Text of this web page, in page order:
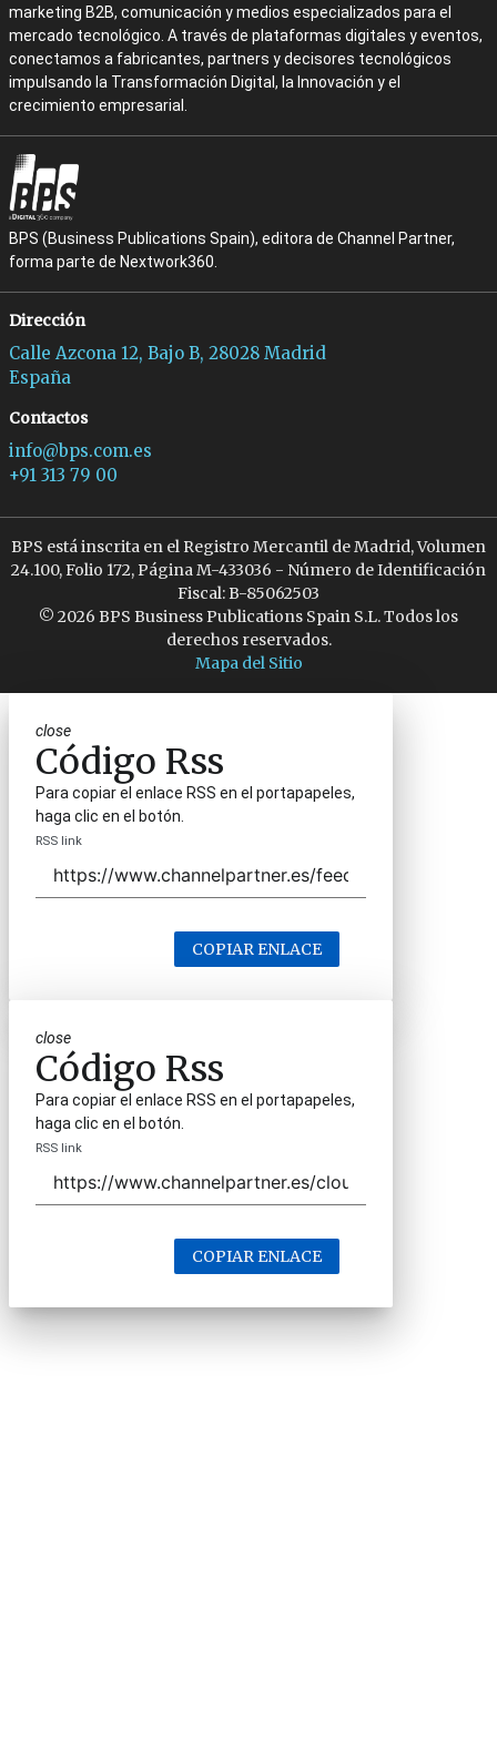
marketing B2B, comunicación y medios especializados para el
mercado tecnológico. A través de plataformas digitales y eventos,
conectamos a fabricantes, partners y decisores tecnológicos
impulsando la Transformación Digital, la Innovación y el
crecimiento empresarial.
BPS (Business Publications Spain), editora de Channel Partner,
forma parte de Nextwork360.
Dirección
Calle Azcona 12, Bajo B, 28028 Madrid
España
Contactos
info@bps.com.es
+91 313 79 00
BPS está inscrita en el Registro Mercantil de Madrid, Volumen
24.100, Folio 172, Página M-433036 - Número de Identificación
Fiscal: B-85062503
© 2026 BPS Business Publications Spain S.L. Todos los
derechos reservados.
Mapa del Sitio
close
Código Rss
Para copiar el enlace RSS en el portapapeles,
haga clic en el botón.
RSS link
COPIAR ENLACE
close
Código Rss
Para copiar el enlace RSS en el portapapeles,
haga clic en el botón.
RSS link
COPIAR ENLACE